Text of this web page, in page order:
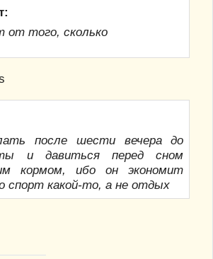
от того, сколько
после шести вечера до
и давиться перед сном
кормом, ибо он экономит
спорт какой-то, а не отдых